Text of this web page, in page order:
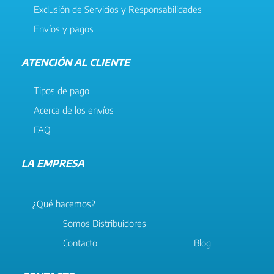
Exclusión de Servicios y Responsabilidades
Envíos y pagos
ATENCIÓN AL CLIENTE
Tipos de pago
Acerca de los envíos
FAQ
LA EMPRESA
¿Qué hacemos?
Somos Distribuidores
Contacto
Blog